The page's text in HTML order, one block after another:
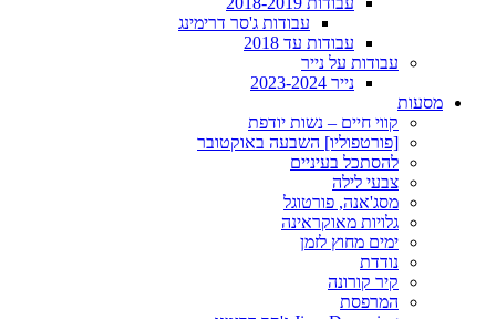
עבודות ג'סר דרימינג
עבודות עד 2018
עבודות על נייר
נייר 2023-2024
מסעות
קווי חיים – נשות יודפת
[פורטפוליו] השבעה באוקטובר
להסתכל בעיניים
צבעי לילה
מסג'אנה, פורטוגל
גלויות מאוקראינה
ימים מחוץ לזמן
נודדת
קיר קורונה
המרפסת